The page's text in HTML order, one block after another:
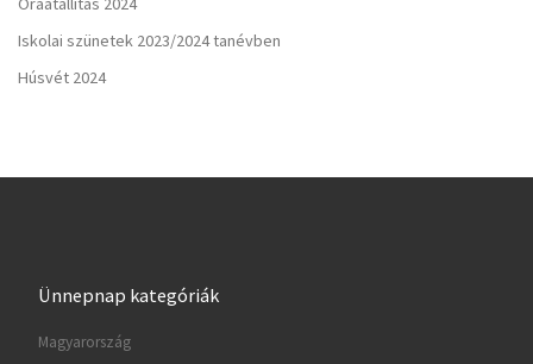
Iskolai szünetek 2023/2024 tanévben
Húsvét 2024
Ünnepnap kategóriák
Magyarország